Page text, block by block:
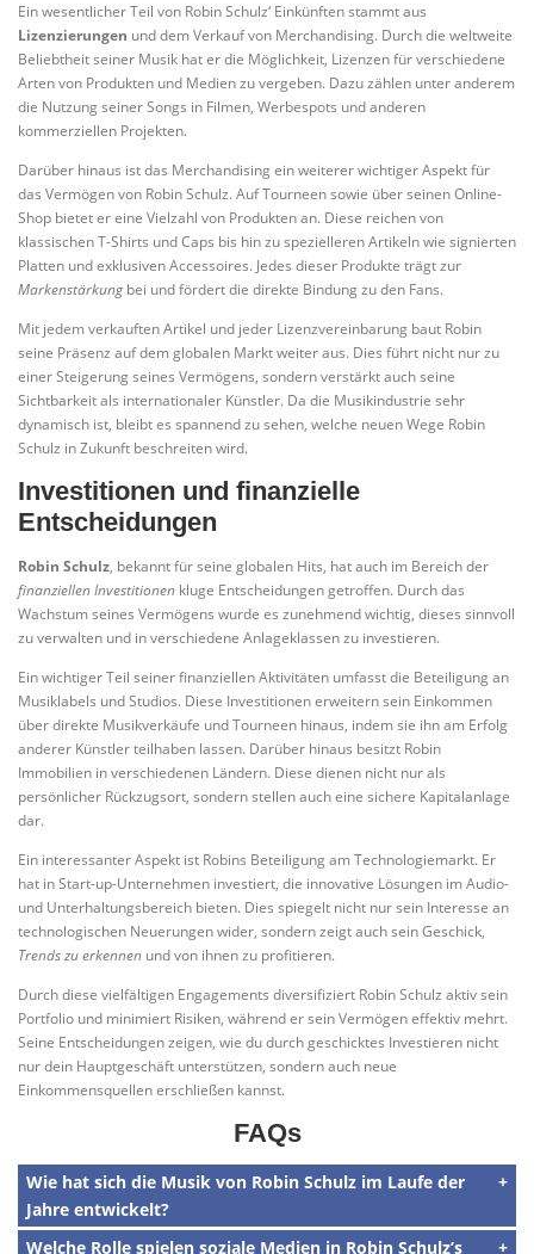
Ein wesentlicher Teil von Robin Schulz‘ Einkünften stammt aus
Lizenzierungen und dem Verkauf von Merchandising. Durch die weltweite
Beliebtheit seiner Musik hat er die Möglichkeit, Lizenzen für verschiedene
Arten von Produkten und Medien zu vergeben. Dazu zählen unter anderem
die Nutzung seiner Songs in Filmen, Werbespots und anderen
kommerziellen Projekten.
Darüber hinaus ist das Merchandising ein weiterer wichtiger Aspekt für
das Vermögen von Robin Schulz. Auf Tourneen sowie über seinen Online-
Shop bietet er eine Vielzahl von Produkten an. Diese reichen von
klassischen T-Shirts und Caps bis hin zu spezielleren Artikeln wie signierten
Platten und exklusiven Accessoires. Jedes dieser Produkte trägt zur
Markenstärkungbei und fördert die direkte Bindung zu den Fans.
Mit jedem verkauften Artikel und jeder Lizenzvereinbarung baut Robin
seine Präsenz auf dem globalen Markt weiter aus. Dies führt nicht nur zu
einer Steigerung seines Vermögens, sondern verstärkt auch seine
Sichtbarkeit als internationaler Künstler. Da die Musikindustrie sehr
dynamisch ist, bleibt es spannend zu sehen, welche neuen Wege Robin
Schulz in Zukunft beschreiten wird.
Investitionen und finanzielle
Entscheidungen
Robin Schulz, bekannt für seine globalen Hits, hat auch im Bereich der
finanziellen Investitionen kluge Entscheidungen getroffen. Durch das
Wachstum seines Vermögens wurde es zunehmend wichtig, dieses sinnvoll
zu verwalten und in verschiedene Anlageklassen zu investieren.
Ein wichtiger Teil seiner finanziellen Aktivitäten umfasst die Beteiligung an
Musiklabels und Studios. Diese Investitionen erweitern sein Einkommen
über direkte Musikverkäufe und Tourneen hinaus, indem sie ihn am Erfolg
anderer Künstler teilhaben lassen. Darüber hinaus besitzt Robin
Immobilien in verschiedenen Ländern. Diese dienen nicht nur als
persönlicher Rückzugsort, sondern stellen auch eine sichere Kapitalanlage
dar.
Ein interessanter Aspekt ist Robins Beteiligung am Technologiemarkt. Er
hat in Start-up-Unternehmen investiert, die innovative Lösungen im Audio-
und Unterhaltungsbereich bieten. Dies spiegelt nicht nur sein Interesse an
technologischen Neuerungen wider, sondern zeigt auch sein Geschick,
Trends zu erkennen und von ihnen zu profitieren.
Durch diese vielfältigen Engagements diversifiziert Robin Schulz aktiv sein
Portfolio und minimiert Risiken, während er sein Vermögen effektiv mehrt.
Seine Entscheidungen zeigen, wie du durch geschicktes Investieren nicht
nur dein Hauptgeschäft unterstützen, sondern auch neue
Einkommensquellen erschließen kannst.
FAQs
Wie hat sich die Musik von Robin Schulz im Laufe der
Jahre entwickelt?
Welche Rolle spielen soziale Medien in Robin Schulz’s